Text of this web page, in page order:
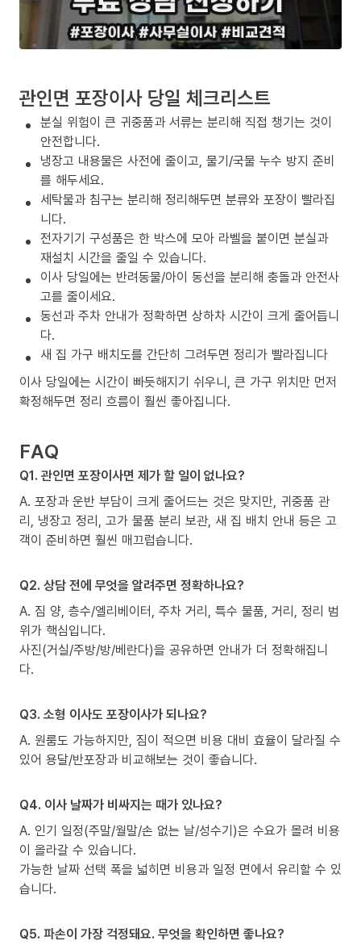
관인면 포장이사 당일 체크리스트
분실 위험이 큰 귀중품과 서류는 분리해 직접 챙기는 것이
안전합니다.
냉장고 내용물은 사전에 줄이고, 물기/국물 누수 방지 준비
를 해두세요.
세탁물과 침구는 분리해 정리해두면 분류와 포장이 빨라집
니다.
전자기기 구성품은 한 박스에 모아 라벨을 붙이면 분실과
재설치 시간을 줄일 수 있습니다.
이사 당일에는 반려동물/아이 동선을 분리해 충돌과 안전사
고를 줄이세요.
동선과 주차 안내가 정확하면 상하차 시간이 크게 줄어듭니
다.
새 집 가구 배치도를 간단히 그려두면 정리가 빨라집니다
이사 당일에는 시간이 빠듯해지기 쉬우니, 큰 가구 위치만 먼저
확정해두면 정리 흐름이 훨씬 좋아집니다.
FAQ
Q1. 관인면 포장이사면 제가 할 일이 없나요?
A. 포장과 운반 부담이 크게 줄어드는 것은 맞지만, 귀중품 관
리, 냉장고 정리, 고가 물품 분리 보관, 새 집 배치 안내 등은 고
객이 준비하면 훨씬 매끄럽습니다.
Q2. 상담 전에 무엇을 알려주면 정확하나요?
A. 짐 양, 층수/엘리베이터, 주차 거리, 특수 물품, 거리, 정리 범
위가 핵심입니다.
사진(거실/주방/방/베란다)을 공유하면 안내가 더 정확해집니
다.
Q3. 소형 이사도 포장이사가 되나요?
A. 원룸도 가능하지만, 짐이 적으면 비용 대비 효율이 달라질 수
있어 용달/반포장과 비교해보는 것이 좋습니다.
Q4. 이사 날짜가 비싸지는 때가 있나요?
A. 인기 일정(주말/월말/손 없는 날/성수기)은 수요가 몰려 비용
이 올라갈 수 있습니다.
가능한 날짜 선택 폭을 넓히면 비용과 일정 면에서 유리할 수 있
습니다.
Q5. 파손이 가장 걱정돼요. 무엇을 확인하면 좋나요?